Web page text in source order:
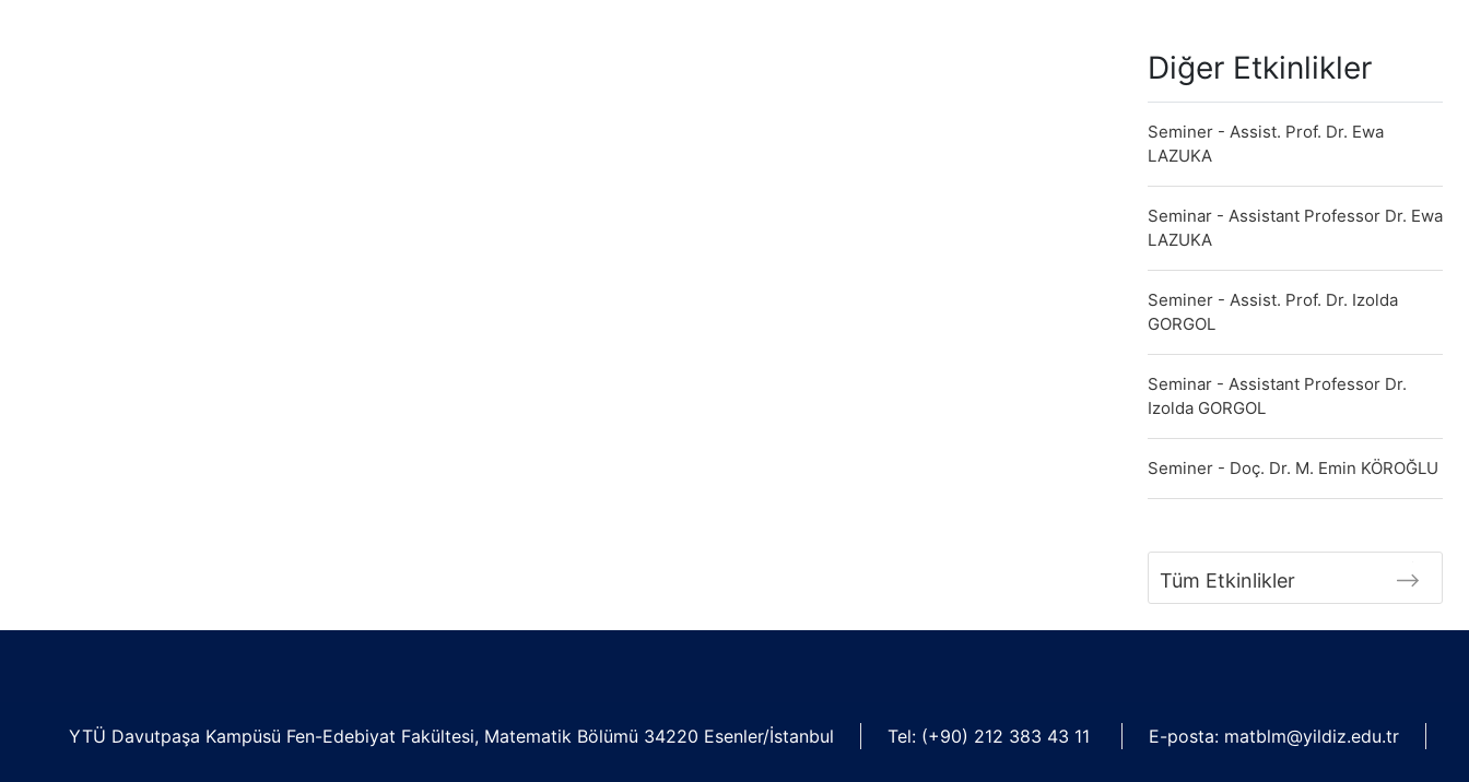
Diğer Etkinlikler
Seminer - Assist. Prof. Dr. Ewa
LAZUKA
Seminar - Assistant Professor Dr. Ewa
LAZUKA
Seminer - Assist. Prof. Dr. Izolda
GORGOL
Seminar - Assistant Professor Dr.
Izolda GORGOL
Seminer - Doç. Dr. M. Emin KÖROĞLU
Tüm Etkinlikler
YTÜ Davutpaşa Kampüsü Fen-Edebiyat Fakültesi, Matematik Bölümü 34220 Esenler/İstanbul Tel: (+90) 212 383 43 11 E-posta: matblm@yildiz.edu.tr